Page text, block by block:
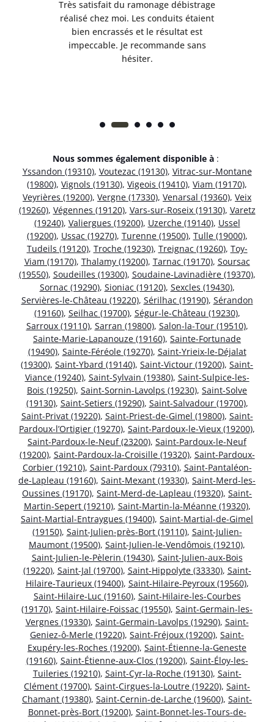
Très satisfait du ramonage débistrage
réalisé chez moi. Les conduits étaient
bien encrassés et le résultat est
impeccable. Je recommande sans
hésiter.
Nous sommes également disponible à :
Yssandon (19310), Voutezac (19130), Vitrac-sur-Montane
(19800), Vignols (19130), Vigeois (19410), Viam (19170),
Veyrières (19200), Vergne (17330), Venarsal (19360), Veix
(19260), Végennes (19120), Vars-sur-Roseix (19130), Varetz
(19240), Valiergues (19200), Uzerche (19140), Ussel
(19200), Ussac (19270), Turenne (19500), Tulle (19000),
Tudeils (19120), Troche (19230), Treignac (19260), Toy-
Viam (19170), Thalamy (19200), Tarnac (19170), Soursac
(19550), Soudeilles (19300), Soudaine-Lavinadière (19370),
Sornac (19290), Sioniac (19120), Sexcles (19430),
Servières-le-Château (19220), Sérilhac (19190), Sérandon
(19160), Seilhac (19700), Ségur-le-Château (19230),
Sarroux (19110), Sarran (19800), Salon-la-Tour (19510),
Sainte-Marie-Lapanouze (19160), Sainte-Fortunade
(19490), Sainte-Féréole (19270), Saint-Yrieix-le-Déjalat
(19300), Saint-Ybard (19140), Saint-Victour (19200), Saint-
Viance (19240), Saint-Sylvain (19380), Saint-Sulpice-les-
Bois (19250), Saint-Sornin-Lavolps (19230), Saint-Solve
(19130), Saint-Setiers (19290), Saint-Salvadour (19700),
Saint-Privat (19220), Saint-Priest-de-Gimel (19800), Saint-
Pardoux-l’Ortigier (19270), Saint-Pardoux-le-Vieux (19200),
Saint-Pardoux-le-Neuf (23200), Saint-Pardoux-le-Neuf
(19200), Saint-Pardoux-la-Croisille (19320), Saint-Pardoux-
Corbier (19210), Saint-Pardoux (79310), Saint-Pantaléon-
de-Lapleau (19160), Saint-Mexant (19330), Saint-Merd-les-
Oussines (19170), Saint-Merd-de-Lapleau (19320), Saint-
Martin-Sepert (19210), Saint-Martin-la-Méanne (19320),
Saint-Martial-Entraygues (19400), Saint-Martial-de-Gimel
(19150), Saint-Julien-près-Bort (19110), Saint-Julien-
Maumont (19500), Saint-Julien-le-Vendômois (19210),
Saint-Julien-le-Pèlerin (19430), Saint-Julien-aux-Bois
(19220), Saint-Jal (19700), Saint-Hippolyte (33330), Saint-
Hilaire-Taurieux (19400), Saint-Hilaire-Peyroux (19560),
Saint-Hilaire-Luc (19160), Saint-Hilaire-les-Courbes
(19170), Saint-Hilaire-Foissac (19550), Saint-Germain-les-
Vergnes (19330), Saint-Germain-Lavolps (19290), Saint-
Geniez-ô-Merle (19220), Saint-Fréjoux (19200), Saint-
Exupéry-les-Roches (19200), Saint-Étienne-la-Geneste
(19160), Saint-Étienne-aux-Clos (19200), Saint-Éloy-les-
Tuileries (19210), Saint-Cyr-la-Roche (19130), Saint-
Clément (19700), Saint-Cirgues-la-Loutre (19220), Saint-
Chamant (19380), Saint-Cernin-de-Larche (19600), Saint-
Bonnet-près-Bort (19200), Saint-Bonnet-les-Tours-de-